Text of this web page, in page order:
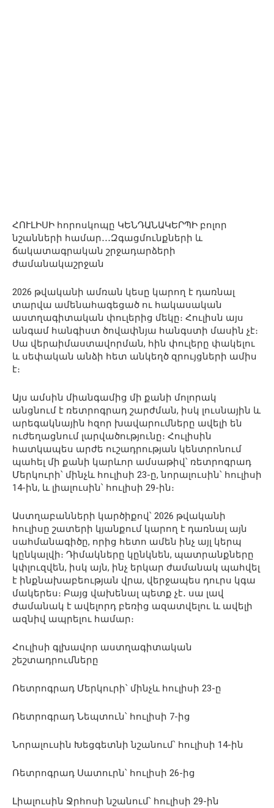
ՀՈՒԼԻՍԻ հորոսկոպը ԿԵՆԴԱՆԱԿԵՐՊԻ բոլոր
նշանների համար․․․Զգացմունքների և
ճակատագրական շրջադարձերի
ժամանակաշրջան
2026 թվականի ամռան կեսը կարող է դառնալ
տարվա ամենահագեցած ու հակասական
աստղագիտական փուլերից մեկը։ Հուլիսն այս
անգամ հանգիստ ծովափնյա հանգստի մասին չէ։
Սա վերաիմաստավորման, հին փուլերը փակելու
և սեփական անձի հետ անկեղծ զրույցների ամիս
է։
Այս ամսին միանգամից մի քանի մոլորակ
անցնում է ռետրոգրադ շարժման, իսկ լուսնային և
արեգակնային հզոր խավարումները ավելի են
ուժեղացնում լարվածությունը։ Հուլիսին
հատկապես արժե ուշադրության կենտրոնում
պահել մի քանի կարևոր ամսաթիվ՝ ռետրոգրադ
Մերկուրի՝ մինչև հուլիսի 23-ը, նորալուսին՝ հուլիսի
14-ին, և լիալուսին՝ հուլիսի 29-ին։
Աստղաբանների կարծիքով՝ 2026 թվականի
հուլիսը շատերի կյանքում կարող է դառնալ այն
սահմանագիծը, որից հետո ամեն ինչ այլ կերպ
կընկալվի։ Դիմակները կընկնեն, պատրանքները
կփլուզվեն, իսկ այն, ինչ երկար ժամանակ պահվել
է ինքնախաբեության վրա, վերջապես դուրս կգա
մակերես։ Բայց վախենալ պետք չէ․ սա լավ
ժամանակ է ավելորդ բեռից ազատվելու և ավելի
ազնիվ ապրելու համար։
Հուլիսի գլխավոր աստղագիտական
շեշտադրումները
Ռետրոգրադ Մերկուրի՝ մինչև հուլիսի 23-ը
Ռետրոգրադ Նեպտուն՝ հուլիսի 7-ից
Նորալուսին Խեցգետնի նշանում՝ հուլիսի 14-ին
Ռետրոգրադ Սատուրն՝ հուլիսի 26-ից
Լիալուսին Ջրհոսի նշանում՝ հուլիսի 29-ին